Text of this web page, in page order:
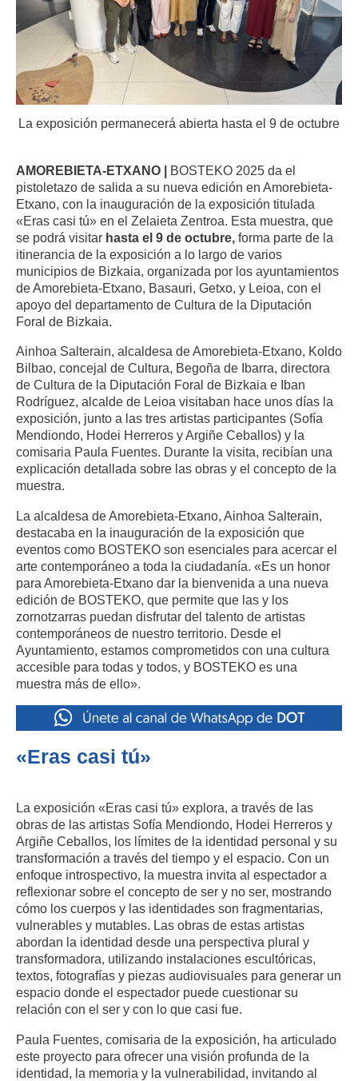
La exposición permanecerá abierta hasta el 9 de octubre
AMOREBIETA-ETXANO | BOSTEKO 2025 da el
pistoletazo de salida a su nueva edición en Amorebieta-
Etxano, con la inauguración de la exposición titulada
«Eras casi tú» en el Zelaieta Zentroa. Esta muestra, que
se podrá visitar hasta el 9 de octubre, forma parte de la
itinerancia de la exposición a lo largo de varios
municipios de Bizkaia, organizada por los ayuntamientos
de Amorebieta-Etxano, Basauri, Getxo, y Leioa, con el
apoyo del departamento de Cultura de la Diputación
Foral de Bizkaia.
Ainhoa Salterain, alcaldesa de Amorebieta-Etxano, Koldo
Bilbao, concejal de Cultura, Begoña de Ibarra, directora
de Cultura de la Diputación Foral de Bizkaia e Iban
Rodríguez, alcalde de Leioa visitaban hace unos días la
exposición, junto a las tres artistas participantes (Sofía
Mendiondo, Hodei Herreros y Argiñe Ceballos) y la
comisaria Paula Fuentes. Durante la visita, recibían una
explicación detallada sobre las obras y el concepto de la
muestra.
La alcaldesa de Amorebieta-Etxano, Ainhoa Salterain,
destacaba en la inauguración de la exposición que
eventos como BOSTEKO son esenciales para acercar el
arte contemporáneo a toda la ciudadanía. «Es un honor
para Amorebieta-Etxano dar la bienvenida a una nueva
edición de BOSTEKO, que permite que las y los
zornotzarras puedan disfrutar del talento de artistas
contemporáneos de nuestro territorio. Desde el
Ayuntamiento, estamos comprometidos con una cultura
accesible para todas y todos, y BOSTEKO es una
muestra más de ello».
«Eras casi tú»
La exposición «Eras casi tú» explora, a través de las
obras de las artistas Sofía Mendiondo, Hodei Herreros y
Argiñe Ceballos, los límites de la identidad personal y su
transformación a través del tiempo y el espacio. Con un
enfoque introspectivo, la muestra invita al espectador a
reflexionar sobre el concepto de ser y no ser, mostrando
cómo los cuerpos y las identidades son fragmentarias,
vulnerables y mutables. Las obras de estas artistas
abordan la identidad desde una perspectiva plural y
transformadora, utilizando instalaciones escultóricas,
textos, fotografías y piezas audiovisuales para generar un
espacio donde el espectador puede cuestionar su
relación con el ser y con lo que casi fue.
Paula Fuentes, comisaria de la exposición, ha articulado
este proyecto para ofrecer una visión profunda de la
identidad, la memoria y la vulnerabilidad, invitando al